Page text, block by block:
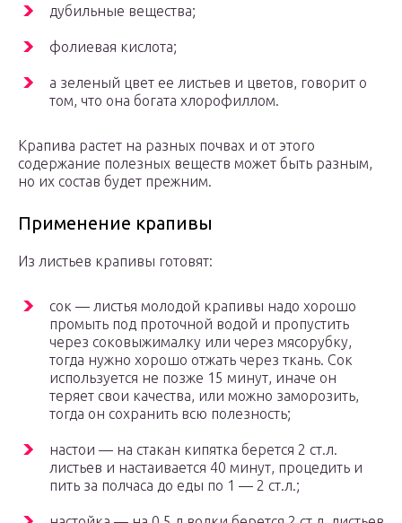
дубильные вещества;
фолиевая кислота;
а зеленый цвет ее листьев и цветов, говорит о
том, что она богата хлорофиллом.
Крапива растет на разных почвах и от этого
содержание полезных веществ может быть разным,
но их состав будет прежним.
Применение крапивы
Из листьев крапивы готовят:
сок — листья молодой крапивы надо хорошо
промыть под проточной водой и пропустить
через соковыжималку или через мясорубку,
тогда нужно хорошо отжать через ткань. Сок
используется не позже 15 минут, иначе он
теряет свои качества, или можно заморозить,
тогда он сохранить всю полезность;
настои — на стакан кипятка берется 2 ст.л.
листьев и настаивается 40 минут, процедить и
пить за полчаса до еды по 1 — 2 ст.л.;